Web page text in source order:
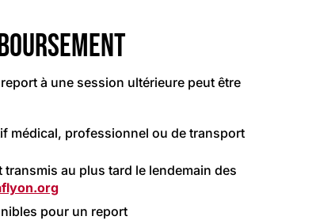
à une session ultérieure peut être
médical, professionnel ou de transport
au plus tard le lendemain des
pour un report